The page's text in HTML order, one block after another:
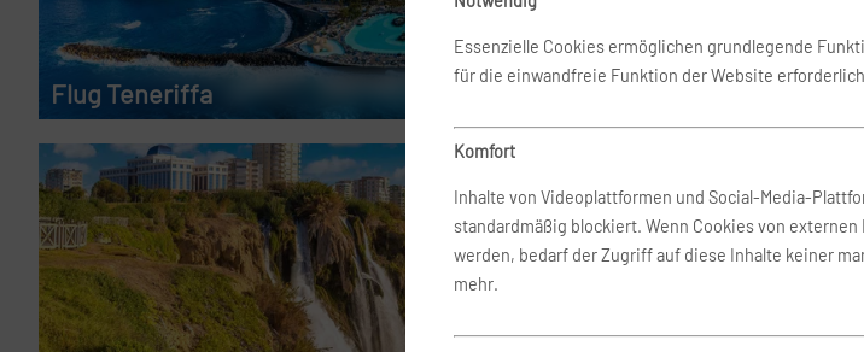
Flug Teneriffa ab 120 € Flug Ibiza
Essenzielle Cookies ermöglichen grundlegende
für die einwandfreie Funktion der Website
Komfort
Inhalte von Videoplattformen und Social-Media-
standardmäßig blockiert. Wenn Cookies von
werden, bedarf der Zugriff auf diese Inhalte keiner
mehr.